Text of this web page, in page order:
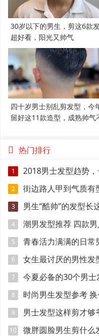
30岁以下的男生，剪这6款
超好看，阳光又帅气
四十岁男士别乱剪发型，今
留好这11款造型，成熟帅气
热门排行
1 2018男士发型趋势
2 街边路人甲到气质有
3
男生“酷帅”的发型长
气好打理
4 潮男发型推荐 四款
5 青春活力满满的日常
6 女生最讨厌的男性发
7 今夏必备的30个男士
8 时尚男生发型参考
9 男士发型这样剪才够
10 微胖圆脸男生剪什么